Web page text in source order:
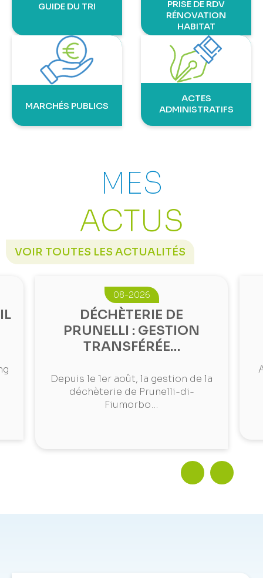
GUIDE DU TRI
PRISE DE RDV
RÉNOVATION
HABITAT
MARCHÉS PUBLICS
ACTES
ADMINISTRATIFS
MES
ACTUS
VOIR TOUTES LES ACTUALITÉS
08-2026
DÉCHÈTERIE DE
PRUNELLI : GESTION
TRANSFÉRÉE…
Depuis le 1er août, la gestion de la
déchèterie de Prunelli-di-
Fiumorbo…